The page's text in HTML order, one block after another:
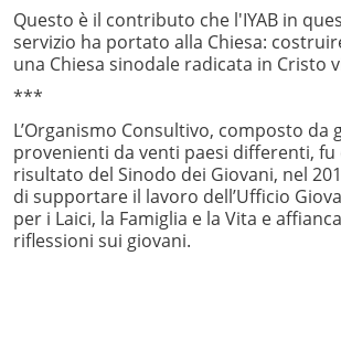
Questo è il contributo che l'IYAB in
servizio ha portato alla Chiesa:
una Chiesa sinodale radicata in Cristo
***
L’Organismo Consultivo, composto da
provenienti da venti paesi differenti,
risultato del Sinodo dei Giovani, nel
di supportare il lavoro dell’Ufficio
per i Laici, la Famiglia e la Vita e
riflessioni sui giovani.